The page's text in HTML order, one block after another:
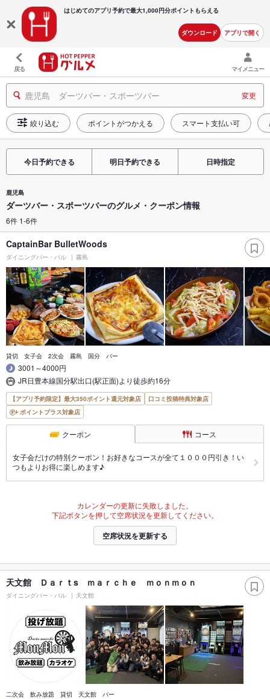
はじめてのアプリ予約で最大1,000円分ポイントもらえる
ダウンロード アプリで開く
戻る マイメニュー
鹿児島 ダーツバー・スポーツバー 変更
絞り込む ポイントがつかえる スマート支払い可
今日予約できる 明日予約できる 日時指定
鹿児島
ダーツバー・スポーツバーのグルメ・クーポン情報
6件 1-6件
CaptainBar BulletWoods
ダイニングバー・バル 霧島
貸切 女子会 2次会 霧島 国分 バー
3001～4000円
JR日豊本線国分駅出口(駅正面)より徒歩約16分
【アプリ予約限定】最大350ポイント還元対象店
口コミ投稿特典対象店
ポイントプラス対象店
クーポン コース
女子会だけの特別クーポン！お好きなコースが全て１０００円引き！い
つもよりお得に楽しめます♪
カレンダーの更新に失敗しました。
下記ボタンを押して空席状況を更新してください。
空席状況を更新する
天文館 Ｄａｒｔs ｍａｒｃｈｅ ｍｏｎｍｏｎ
ダイニングバー・バル 天文館
二次会 飲み放題 貸切 天文館 バー